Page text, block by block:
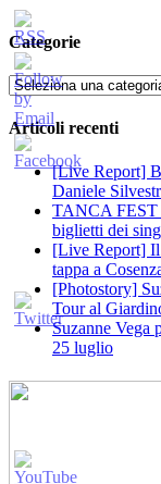
Categorie
Categorie
Articoli recenti
[Live Report]
Daniele
TANCA FEST
biglietti dei
[Live Report] Il
tappa a
[Photostory]
Tour al
Suzanne Vega
25 luglio